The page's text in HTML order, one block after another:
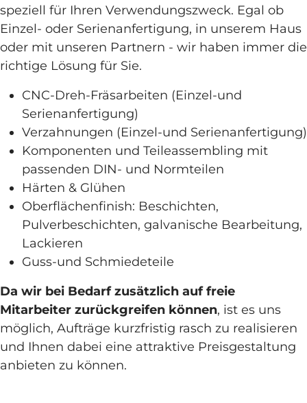
speziell für Ihren Verwendungszweck. Egal ob
Einzel- oder Serienanfertigung, in unserem Haus
oder mit unseren Partnern - wir haben immer die
richtige Lösung für Sie.
CNC-Dreh-Fräsarbeiten (Einzel-und
Serienanfertigung)
Verzahnungen (Einzel-und Serienanfertigung)
Komponenten und Teileassembling mit
passenden DIN- und Normteilen
Härten & Glühen
Oberflächenfinish: Beschichten,
Pulverbeschichten, galvanische Bearbeitung,
Lackieren
Guss-und Schmiedeteile
Da wir bei Bedarf zusätzlich auf freie
Mitarbeiter zurückgreifen können, ist es uns
möglich, Aufträge kurzfristig rasch zu realisieren
und Ihnen dabei eine attraktive Preisgestaltung
anbieten zu können.